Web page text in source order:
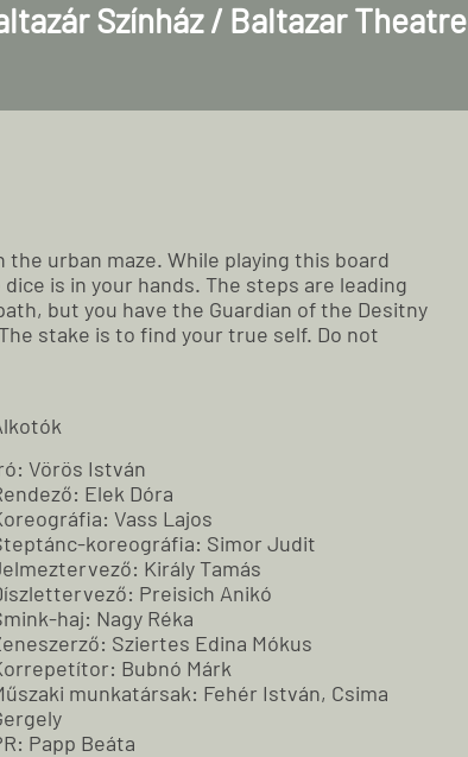
Színház / Baltazar Theatre
urban maze. While playing this board
is in your hands. The steps are leading
but you have the Guardian of the Desitny
stake is to find your true self. Do not
Vörös István
Elek Dóra
Vass Lajos
koreográfia: Simor Judit
Király Tamás
Preisich Anikó
haj: Nagy Réka
Sziertes Edina Mókus
Bubnó Márk
munkatársak: Fehér István, Csima
Papp Beáta